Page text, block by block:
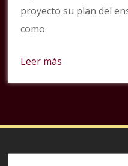
proyecto su plan del
como
Leer más